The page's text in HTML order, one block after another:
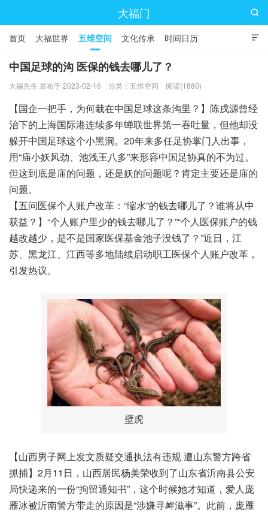
大福门

首页 大福世界 五维空间 文化传承 时间日历

中国足球的沟 医保的钱去哪儿了？
大福先生 发布于 2023-02-16 分类： 五维空间 阅读(1880)
【国企一把手，为何栽在中国足球这条沟里？】陈戌源曾经
治下的上海国际港连续多年蝉联世界第一吞吐量，但他却没
躲开中国足球这个小黑洞。20年来多任足协掌门人出事，
用“庙小妖风劲、池浅王八多”来形容中国足协真的不为过。
但这到底是庙的问题，还是妖的问题呢？肯定主要还是庙的
问题。
【五问医保个人账户改革：“缩水”的钱去哪儿了？谁将从中
获益？】“个人账户里少的钱去哪儿了？”“个人医保账户的钱
越改越少，是不是国家医保基金池子没钱了？”近日，江
苏、黑龙江、江西等多地陆续启动职工医保个人账户改革，
引发热议。
壁虎
【山西男子网上发文质疑交通执法有违规 遭山东警方跨省
抓捕】2月11日，山西居民杨美荣收到了山东省沂南县公安
局快递来的一份“拘留通知书”，这个时候她才知道，爱人庞
雁冰被沂南警方带走的原因是“涉嫌寻衅滋事”。此前，庞雁